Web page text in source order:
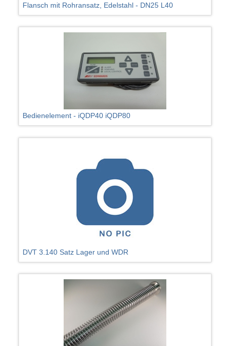
Flansch mit Rohransatz, Edelstahl - DN25 L40
Bedienelement - iQDP40 iQDP80
DVT 3.140 Satz Lager und WDR